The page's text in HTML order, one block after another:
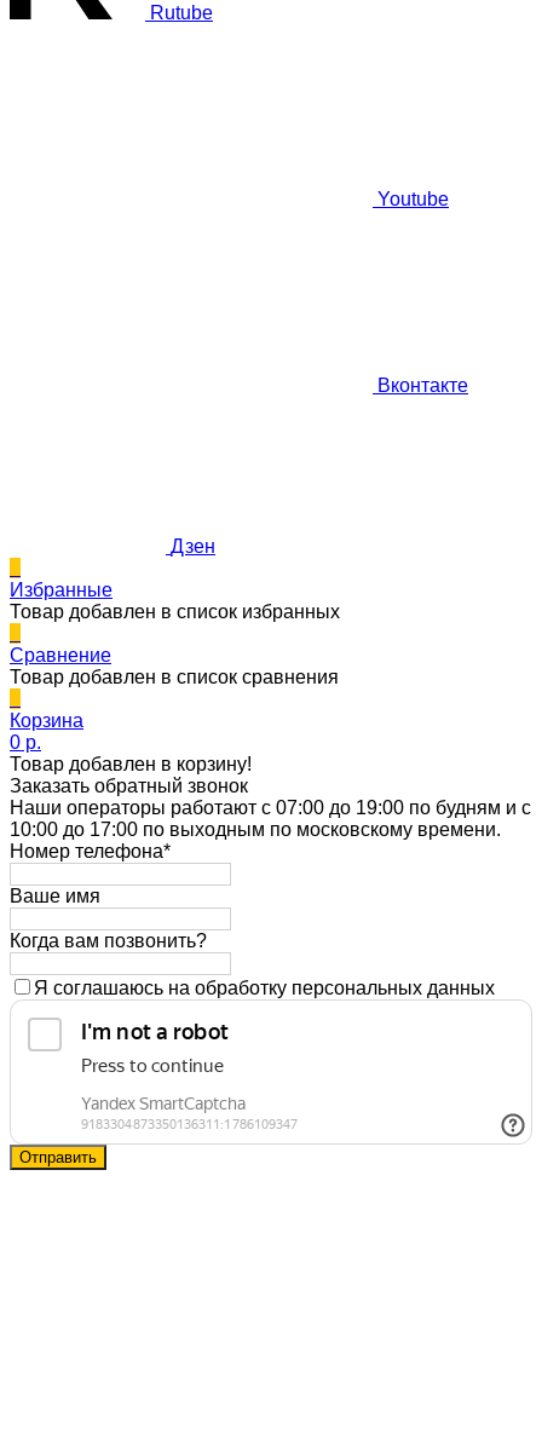
Rutube
Youtube
Вконтакте
Дзен
Избранные
Товар добавлен в список избранных
Сравнение
Товар добавлен в список сравнения
Корзина
0 p.
Товар добавлен в корзину!
Заказать обратный звонок
Наши операторы работают с 07:00 до 19:00 по будням и с
10:00 до 17:00 по выходным по московскому времени.
Номер телефона*
Ваше имя
Когда вам позвонить?
Я соглашаюсь на обработку персональных данных